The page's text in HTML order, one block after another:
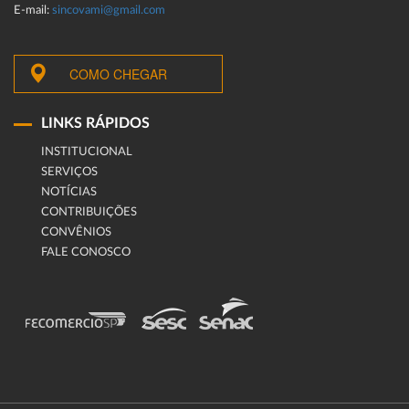
E-mail: sincovami@gmail.com
COMO CHEGAR
LINKS RÁPIDOS
INSTITUCIONAL
SERVIÇOS
NOTÍCIAS
CONTRIBUIÇÕES
CONVÊNIOS
FALE CONOSCO